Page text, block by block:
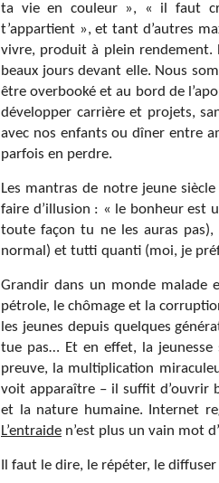
ta vie en couleur », « il faut
t’appartient », et tant d’autres
vivre, produit à plein rendement.
beaux jours devant elle. Nous
être overbooké et au bord de
développer carrière et projets,
avec nos enfants ou dîner entre
parfois en perdre.
Les mantras de notre jeune
faire d’illusion : « le bonheur est
toute façon tu ne les auras
normal) et tutti quanti (moi, je
Grandir dans un monde malade
pétrole, le chômage et la
les jeunes depuis quelques
tue pas… Et en effet, la jeunesse
preuve, la multiplication
voit apparaître – il suffit d’ouvrir
et la nature humaine. Internet
L’entraide n’est plus un vain mot
Il faut le dire, le répéter, le